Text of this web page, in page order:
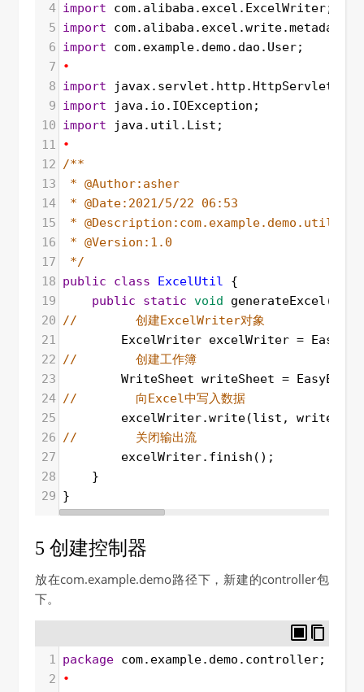
4 import com. alibaba . excel . ExcelWriter;
5 import com. alibaba . excel .write.metadata
6 import com. example. demo . dao . User;
7
•
8 import javax. servlet . http .
9 import java . io . IOException ;
10 import java . util . List ;
11
•
12 /**
13
* @Author:asher
14
* @Date:2021/5/22 06:53
15
* @Description:com.example.demo.util
16
* @Version:1.0
17
*/
18 public class ExcelUtil {
19
public static void generateExcel (
20 //        创建ExcelWriter对象
21
ExcelWriter excelWriter =
22 //        创建工作簿
23
WriteSheet writeSheet = EasyExcel
24 //        向Excel中写入数据
25
excelWriter.write(list ,
26 //        关闭输出流
27
excelWriter. finish ();
28
    }
29 }
5 创建控制器
放在com.example.demo路径下，新建的controller包
下。
1 package com. example. demo . controller;
2
•